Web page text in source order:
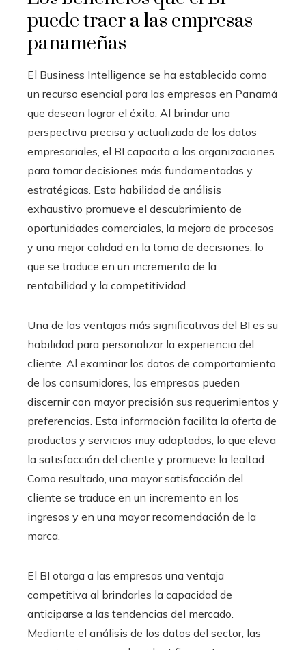
puede traer a las empresas
panameñas
El Business Intelligence se ha establecido como
un recurso esencial para las empresas en Panamá
que desean lograr el éxito. Al brindar una
perspectiva precisa y actualizada de los datos
empresariales, el BI capacita a las organizaciones
para tomar decisiones más fundamentadas y
estratégicas. Esta habilidad de análisis
exhaustivo promueve el descubrimiento de
oportunidades comerciales, la mejora de procesos
y una mejor calidad en la toma de decisiones, lo
que se traduce en un incremento de la
rentabilidad y la competitividad.
Una de las ventajas más significativas del BI es su
habilidad para personalizar la experiencia del
cliente. Al examinar los datos de comportamiento
de los consumidores, las empresas pueden
discernir con mayor precisión sus requerimientos y
preferencias. Esta información facilita la oferta de
productos y servicios muy adaptados, lo que eleva
la satisfacción del cliente y promueve la lealtad.
Como resultado, una mayor satisfacción del
cliente se traduce en un incremento en los
ingresos y en una mayor recomendación de la
marca.
El BI otorga a las empresas una ventaja
competitiva al brindarles la capacidad de
anticiparse a las tendencias del mercado.
Mediante el análisis de los datos del sector, las